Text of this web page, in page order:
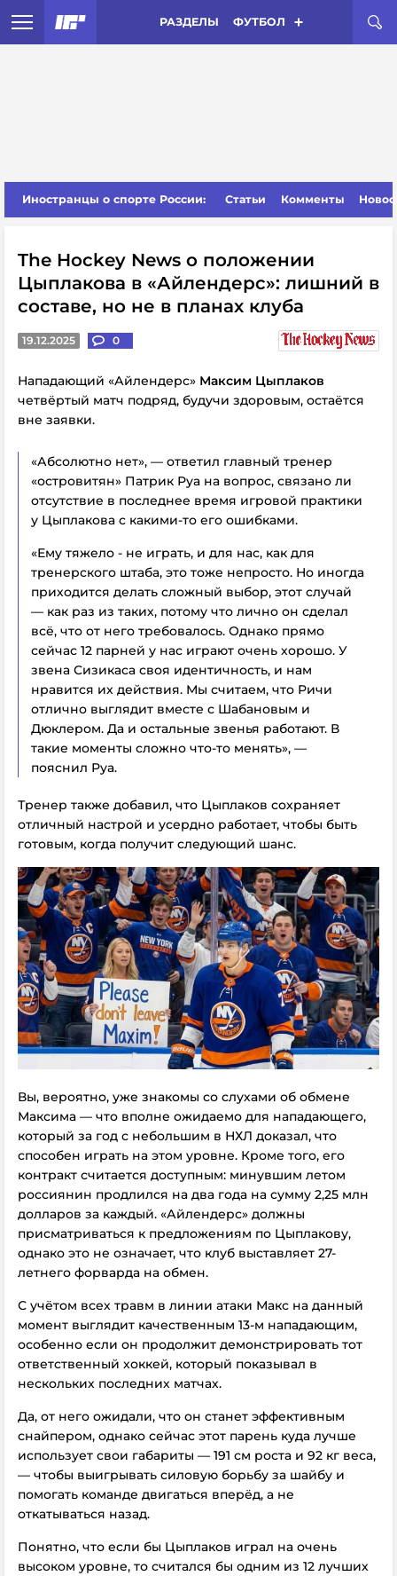
РАЗДЕЛЫ ФУТБОЛ
Иностранцы о спорте России: Статьи Комменты
The Hockey News о положении
Цыплакова в «Айлендерс»: лишний в
составе, но не в планах клуба
19.12.2025 0
Нападающий «Айлендерс» Максим Цыплаков
четвёртый матч подряд, будучи здоровым, остаётся
вне заявки.
«Абсолютно нет», — ответил главный тренер
«островитян» Патрик Руа на вопрос, связано ли
отсутствие в последнее время игровой практики
у Цыплакова с какими-то его ошибками.
«Ему тяжело - не играть, и для нас, как для
тренерского штаба, это тоже непросто. Но иногда
приходится делать сложный выбор, этот случай
— как раз из таких, потому что лично он сделал
всё, что от него требовалось. Однако прямо
сейчас 12 парней у нас играют очень хорошо. У
звена Сизикаса своя идентичность, и нам
нравится их действия. Мы считаем, что Ричи
отлично выглядит вместе с Шабановым и
Дюклером. Да и остальные звенья работают. В
такие моменты сложно что-то менять», —
пояснил Руа.
Тренер также добавил, что Цыплаков сохраняет
отличный настрой и усердно работает, чтобы быть
готовым, когда получит следующий шанс.
Вы, вероятно, уже знакомы со слухами об обмене
Максима — что вполне ожидаемо для нападающего,
который за год с небольшим в НХЛ доказал, что
способен играть на этом уровне. Кроме того, его
контракт считается доступным: минувшим летом
россиянин продлился на два года на сумму 2,25 млн
долларов за каждый. «Айлендерс» должны
присматриваться к предложениям по Цыплакову,
однако это не означает, что клуб выставляет 27-
летнего форварда на обмен.
С учётом всех травм в линии атаки Макс на данный
момент выглядит качественным 13-м нападающим,
особенно если он продолжит демонстрировать тот
ответственный хоккей, который показывал в
нескольких последних матчах.
Да, от него ожидали, что он станет эффективным
снайпером, однако сейчас этот парень куда лучше
использует свои габариты — 191 см роста и 92 кг веса,
— чтобы выигрывать силовую борьбу за шайбу и
помогать команде двигаться вперёд, а не
откатываться назад.
Понятно, что если бы Цыплаков играл на очень
высоком уровне, то считался бы одним из 12 лучших